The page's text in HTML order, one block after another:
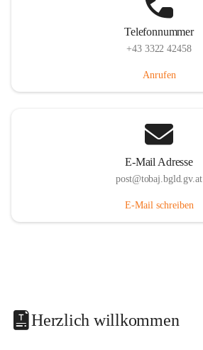
Telefonnummer
+43 3322 42458
Anrufen
E-Mail Adresse
post@tobaj.bgld.gv.at
E-Mail schreiben
Herzlich willkommen